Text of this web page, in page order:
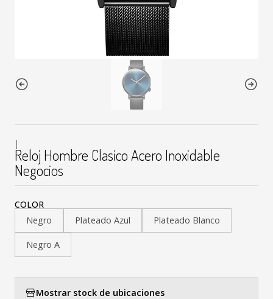
|
Reloj Hombre Clasico Acero Inoxidable
Negocios
COLOR
Negro
Plateado Azul Plateado Blanco
Negro A
Mostrar stock de ubicaciones